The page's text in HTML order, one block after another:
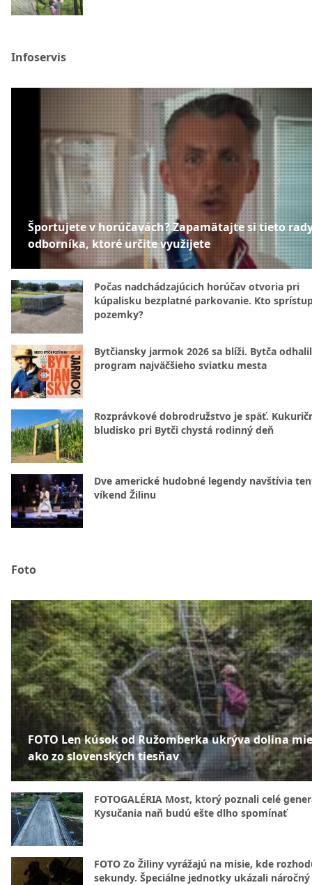
Infoservis
Športujete v horúčavách? Zapamätajte si tieto
odborníka, ktoré určite využijete
Počas nadchádzajúcich horúčav otvoria pri
kúpalisku bezplatné parkovanie. Kto
pozemky?
Bytčiansky jarmok 2026 sa blíži. Bytča
program najväčšieho sviatku mesta
Rozprávkové dobrodružstvo je späť.
bludisko pri Bytči chystá rodinný deň
Dve americké hudobné legendy navštívia
víkend Žilinu
Foto
FOTO Len kúsok od Ružomberka ukrýva dolina
ako zo slovenských tiesňav
FOTOGALÉRIA Most, ktorý poznali celé
Kysučania naň budú ešte dlho spomínať
FOTO Zo Žiliny vyrážajú na misie, kde
sekundy. Špeciálne jednotky ukázali